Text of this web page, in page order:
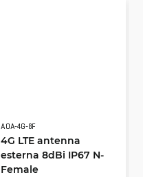
AOA-4G-8F
4G LTE antenna
esterna 8dBi IP67 N-
Female